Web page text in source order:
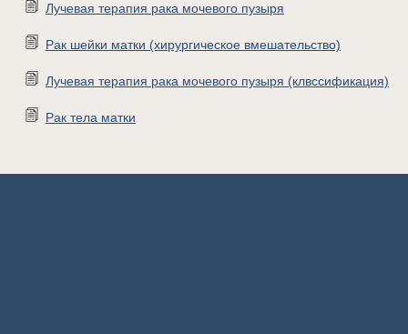
Лучевая терапия рака мочевого пузыря
Рак шейки матки (хирургическое вмешательство)
Лучевая терапия рака мочевого пузыря (клвссификация)
Рак тела матки